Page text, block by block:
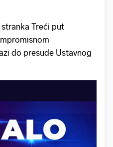
Treći put
​​do presude Ustavnog